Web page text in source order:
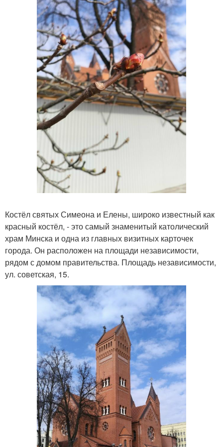
Костёл святых Симеона и Елены, широко известный как
красный костёл, - это самый знаменитый католический
храм Минска и одна из главных визитных карточек
города. Он расположен на площади независимости,
рядом с домом правительства. Площадь независимости,
ул. советская, 15.